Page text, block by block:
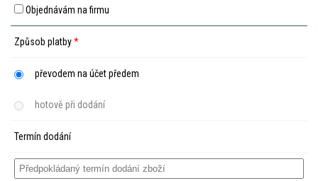
Objednávám na firmu
Způsob platby*
převodem na účet předem
hotově při dodání
Termín dodání